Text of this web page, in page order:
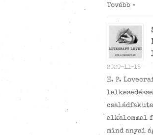
Tovább »
2020-11-18
H. P.
alkalommal
mind anyai